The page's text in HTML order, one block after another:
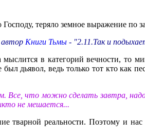
теряло земное выражение по
автор Книги Тьмы - "2.11.Так и
в категорий вечности, то
дьявол, ведь только тот кто как
Все, что можно сделать завтра,
не мешается...
тварной реальности. Поэтому и